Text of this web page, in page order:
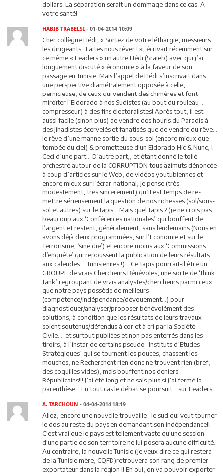
dollars. La séparation serait un dommage dans ce cas. A
votre santé!
HABIB TRABELSI - 01-04-2014 10:09
Cher collègue Hédi, « Sortez de votre léthargie, messieurs
les dirigeants…Faites nous rêver ! », écrivait récemment sur
ce même « Leaders » un autre Hédi (Sraieb) avec qui j’ai
longuement discuté « économie » à la faveur de son
passage en Tunisie. Mais l’appel de Hédi s’inscrivait dans
une perspective diamétralement opposée à celle,
pernicieuse, de ceux qui vendent des chimères et font
miroîter l’Eldorado à nos Sudistes (au bout du rouleau …
compresseur) à des fins électoralistes! Après tout, il est
aussi facile (sinon plus) de vendre des houris du Paradis à
des jihadistes écervelés et fanatisés que de vendre du rêve…
le rêve d’une manne sortie du sous-sol (encore mieux que
tombée du ciel) & prometteuse d'un Eldorado Hic & Nunc, !
Ceci d’une part… D’autre part,, et étant donné le tollé
orchestré autour de la CORRUPTION tous azimuts dénoncée
à coup d’articles sur le Web, de vidéos youtubiennes et
encore mieux sur l’écran national, je pense (très
modestement, très sincèrement) qu’il est temps de re-
mettre sérieusement la question de nos richesses (sol/sous-
sol et autres) sur le tapis… Mais quel tapis ? (je ne crois pas
beaucoup aux ‘Conférences nationales’ qui bouffent de
l’argent et restent, généralement, sans lendemains (Nous en
avons déjà deux programmées, sur l’Economie et sur le
Terrorisme, ‘sine die’) et encore moins aux ‘Commissions
d’enquête’ qui repoussent la publication de leurs résultats
aux calendes … tunisiennes !)… Ce tapis pourrait-il être un
GROUPE de vrais Chercheurs Bénévoles, une sorte de ‘think
tank’ regroupant de vrais analystes/chercheurs parmi ceux
que notre pays possède de meilleurs
(compétence/indépendance/dévouement…) pour
diagnostiquer/analyser/proposer bénévolément des
solutions, à condition que les résultats de leurs travaux
soient soutenus/défendus à cor et à cri par la Société
Civile…. et surtout publiées et non pas enterrés dans les
tiroirs, à l’instar de certains pseudo-‘Instituts d’Etudes
Stratégiques’ qui se tournent les pouces, chassent les
mouches, ne Recherchent rien donc ne trouvent rien (bref,
des coquilles vides), mais bouffent nos deniers
Républicains!!! J’ai été long et ne sais plus si j’ai fermé la
parenthèse… En tout cas le débat se poursuit… sur Leaders…
A. TARCHOUN - 04-04-2014 18:19
Allez, encore une nouvelle trouvaille : le sud qui veut tourner
le dos au reste du pays en demandant son indépendance!!
C'est vrai que le pays est tellement vaste qu'une session
d'une partie de son territoire ne lui posera aucune difficulté.
Au contraire, la nouvelle Tunisie (je veux dire ce qui restera
de la Tunisie mère, CQFD)retrouvera son rang de premier
exportateur dans la région !! Eh oui, on va pouvoir exporter